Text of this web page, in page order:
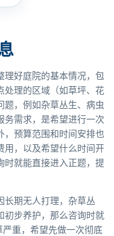
理好庭院的基本情况，包
处理的区域（如草坪、花
题，例如杂草丛生、病虫
务需求，是希望进行一次
，预算范围和时间安排也
用，以及希望什么时间开
时就能直接进入正题，提
长期无人打理，杂草丛
初步养护，那么咨询时就
重，希望先做一次彻底